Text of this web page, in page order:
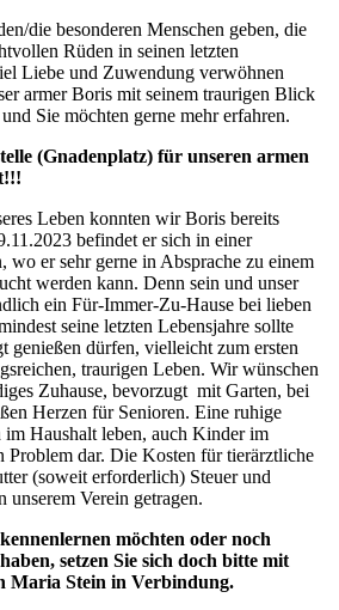
die besonderen Menschen geben, die
Rüden in seinen letzten
Liebe und Zuwendung verwöhnen
armer Boris mit seinem traurigen Blick
Sie möchten gerne mehr erfahren.
(Gnadenplatz) für unseren armen
Leben konnten wir Boris bereits
befindet er sich in einer
wo er sehr gerne in Absprache zu einem
werden kann. Denn sein und unser
ein Für-Immer-Zu-Hause bei lieben
seine letzten Lebensjahre sollte
genießen dürfen, vielleicht zum ersten
traurigen Leben. Wir wünschen
Zuhause, bevorzugt mit Garten, bei
Herzen für Senioren. Eine ruhige
Haushalt leben, auch Kinder im
Problem dar. Die Kosten für tierärztliche
(soweit erforderlich) Steuer und
unserem Verein getragen.
möchten oder noch
setzen Sie sich doch bitte mit
Maria Stein in Verbindung.